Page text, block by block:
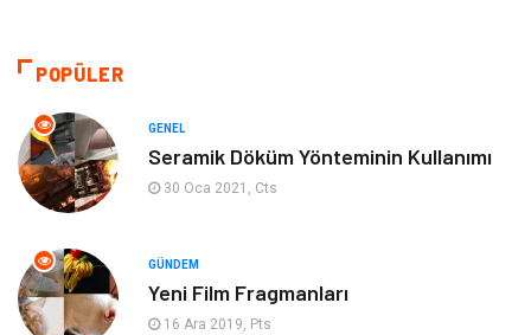
Bilgisayar & Yazılım
Gıda
Makine
İnternet
Organizasyon Yeme İçme
POPÜLER
GENEL
Seramik Döküm Yönteminin Kullanımı
30 Oca 2021, Cts
GÜNDEM
Yeni Film Fragmanları
16 Ara 2019, Pts